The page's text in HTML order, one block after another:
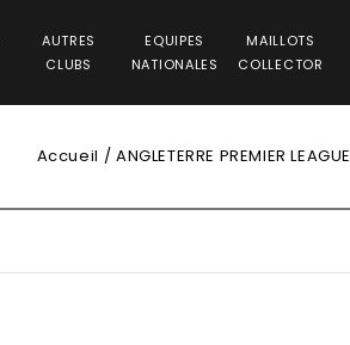
AUTRES
CLUBS
EQUIPES
NATIONALES
MAILLOTS
COLLECTOR
Accueil / ANGLETERRE PREMIER LEAGUE